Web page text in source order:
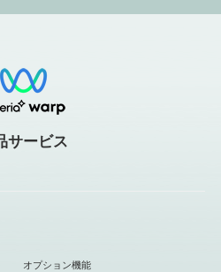
サービス
オプション機能